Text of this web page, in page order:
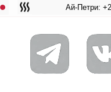
Ай-Петри: +21.2°C